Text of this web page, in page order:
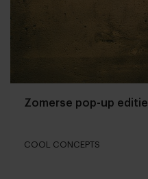
Zomerse pop-up editie
COOL CONCEPTS